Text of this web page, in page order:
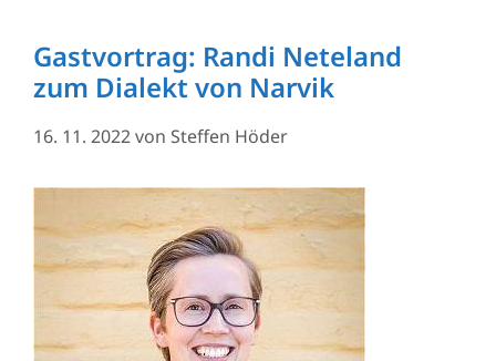
Gastvortrag: Randi Neteland
zum Dialekt von Narvik
16. 11. 2022von Steffen Höder